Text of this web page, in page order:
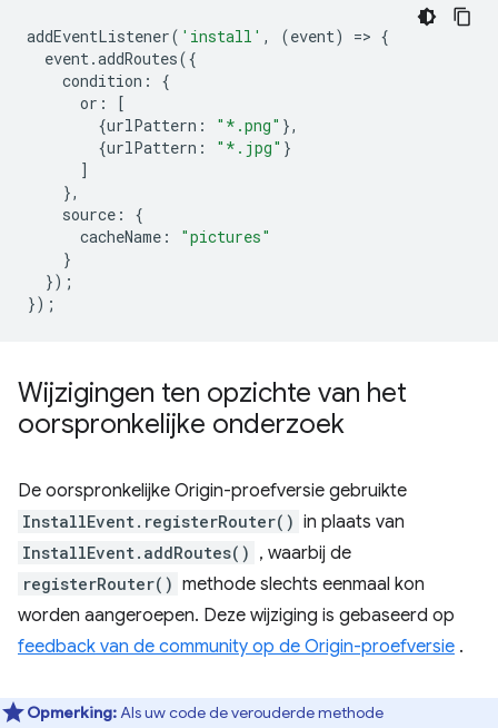
addEventListener( 'install' , (event) => {
event.addRoutes({
condition :
{
or :
[
{urlPattern : "*.png" },
{urlPattern : "*.jpg" }
]
},
source :
{
cacheName :
"pictures"
}
});
});
Wijzigingen ten opzichte van het
oorspronkelijke onderzoek
De oorspronkelijke Origin-proefversie gebruikte
InstallEvent.registerRouter() in plaats van
InstallEvent.addRoutes() , waarbij de
registerRouter() methode slechts eenmaal kon
worden aangeroepen. Deze wijziging is gebaseerd op
feedback van de community op de Origin-proefversie .
Opmerking:Als uw code de verouderde methode